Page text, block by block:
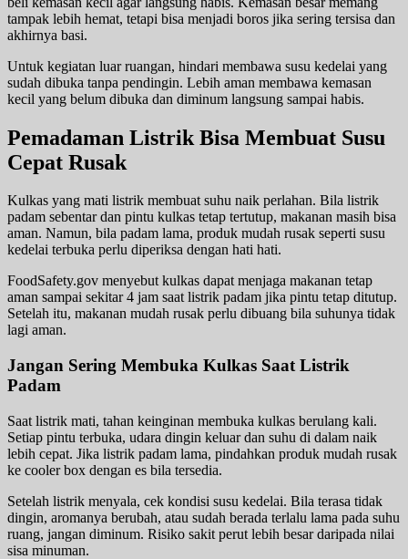
tampak lebih hemat, tetapi bisa menjadi boros jika sering tersisa dan
akhirnya basi.
Untuk kegiatan luar ruangan, hindari membawa susu kedelai yang
sudah dibuka tanpa pendingin. Lebih aman membawa kemasan
kecil yang belum dibuka dan diminum langsung sampai habis.
Pemadaman Listrik Bisa Membuat Susu
Cepat Rusak
Kulkas yang mati listrik membuat suhu naik perlahan. Bila listrik
padam sebentar dan pintu kulkas tetap tertutup, makanan masih bisa
aman. Namun, bila padam lama, produk mudah rusak seperti susu
kedelai terbuka perlu diperiksa dengan hati hati.
FoodSafety.gov menyebut kulkas dapat menjaga makanan tetap
aman sampai sekitar 4 jam saat listrik padam jika pintu tetap ditutup.
Setelah itu, makanan mudah rusak perlu dibuang bila suhunya tidak
lagi aman.
Jangan Sering Membuka Kulkas Saat Listrik
Padam
Saat listrik mati, tahan keinginan membuka kulkas berulang kali.
Setiap pintu terbuka, udara dingin keluar dan suhu di dalam naik
lebih cepat. Jika listrik padam lama, pindahkan produk mudah rusak
ke cooler box dengan es bila tersedia.
Setelah listrik menyala, cek kondisi susu kedelai. Bila terasa tidak
dingin, aromanya berubah, atau sudah berada terlalu lama pada suhu
ruang, jangan diminum. Risiko sakit perut lebih besar daripada nilai
sisa minuman.